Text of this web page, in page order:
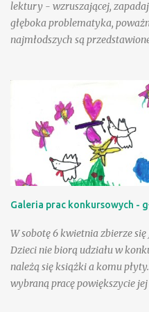
lektury - wzruszającej,
głęboka problematyka,
najmłodszych są
swojej biblioteczce. Andzia -
szczęśliwą dziewczynką, a
jej tak bliski, to paradoksalnie
trudnej sytuacji, gdy tak
jej mama. Andzia zauważa, że
jakby zapomniała, że już jest
tłumaczyć - silniejszymi
pewno jednak niebagatelne
szczególnej, bo "ptasiej
Galeria prac konkursowych -
W sobotę 6 kwietnia zbierze
Dzieci nie biorą udziału w
należą się książki a komu
wybraną pracę powiększycie jej